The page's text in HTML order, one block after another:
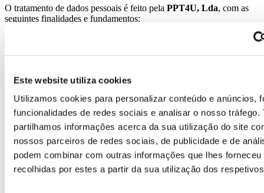
Este website utiliza cookies
Utilizamos cookies para personalizar conteúdo e anúncios,
funcionalidades de redes sociais e analisar o nosso tráfego.
partilhamos informações acerca da sua utilização do site
nossos parceiros de redes sociais, de publicidade e de
podem combinar com outras informações que lhes forneceu
recolhidas por estes a partir da sua utilização dos
O tratamento de dados pessoais é feito pela PPT4U, Lda, com as
seguintes finalidades e fundamentos:
Celebração de contratos de prestação de serviços, de contratos
fundamento jurídico é o cumprimento de obrigação legal, a
Cobranças e reclamações judiciais e extrajudiciais, cujo
fundamento jurídico é o interesse legítimo, pelo interesse
jurídico daPPT4U, Lda, em satisfazer os seus créditos e em
defender os seus direitos;
Comunicações e envio de informação, cujo fundamento
jurídico é o interesse legítimo.
Tratamento dos Dados Pessoais